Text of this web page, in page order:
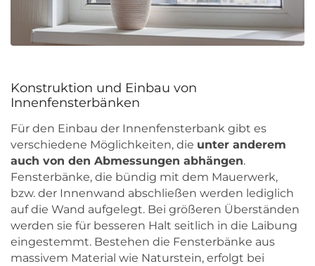
Konstruktion und Einbau von
Innenfensterbänken
Für den Einbau der Innenfensterbank gibt es
verschiedene Möglichkeiten, die unter anderem
auch von den Abmessungen abhängen.
Fensterbänke, die bündig mit dem Mauerwerk,
bzw. der Innenwand abschließen werden lediglich
auf die Wand aufgelegt. Bei größeren Überständen
werden sie für besseren Halt seitlich in die Laibung
eingestemmt. Bestehen die Fensterbänke aus
massivem Material wie Naturstein, erfolgt bei